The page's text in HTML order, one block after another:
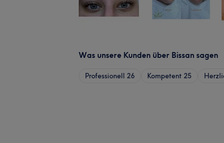
Was unsere Kunden über Bissan sagen
Professionell 26 Kompetent 25